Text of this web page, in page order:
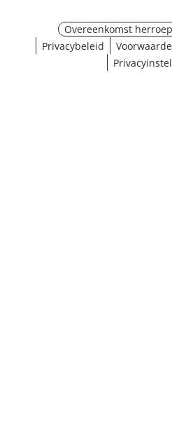
Overeenkomst
Privacybeleid